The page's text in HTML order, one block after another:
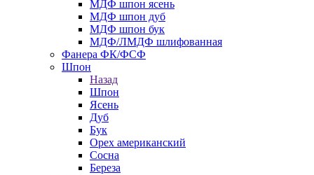
МДФ шпон ясень
МДФ шпон дуб
МДФ шпон бук
МДФ/ЛМДФ шлифованная
Фанера ФК/ФСФ
Шпон
Назад
Шпон
Ясень
Дуб
Бук
Орех американский
Сосна
Береза